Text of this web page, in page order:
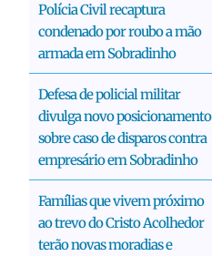
Polícia Civil recaptura
condenado por roubo a mão
armada em Sobradinho
Defesa de policial militar
divulga novo posicionamento
sobre caso de disparos contra
empresário em Sobradinho
Famílias que vivem próximo
ao trevo do Cristo Acolhedor
terão novas moradias e